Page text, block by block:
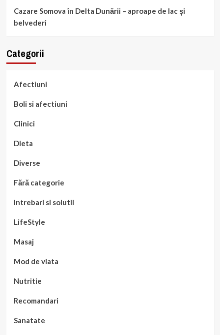
Cazare Somova în Delta Dunării – aproape de lac și
belvederi
Categorii
Afectiuni
Boli si afectiuni
Clinici
Dieta
Diverse
Fără categorie
Intrebari si solutii
LifeStyle
Masaj
Mod de viata
Nutritie
Recomandari
Sanatate